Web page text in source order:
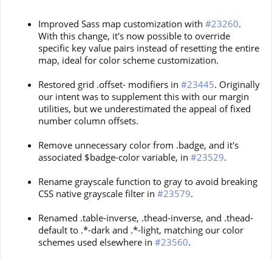
Improved Sass map customization with #23260.
With this change, it's now possible to override
specific key value pairs instead of resetting the entire
map, ideal for color scheme customization.
Restored grid .offset- modifiers in #23445. Originally
our intent was to supplement this with our margin
utilities, but we underestimated the appeal of fixed
number column offsets.
Remove unnecessary color from .badge, and it's
associated $badge-color variable, in #23529.
Rename grayscale function to gray to avoid breaking
CSS native grayscale filter in #23579.
Renamed .table-inverse, .thead-inverse, and .thead-
default to .*-dark and .*-light, matching our color
schemes used elsewhere in #23560.